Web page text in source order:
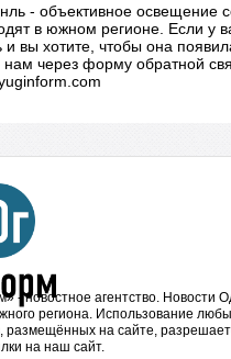
- объективное освещение
в южном регионе. Если у
и вы хотите, чтобы она
через форму обратной
- новостное агентство. Новости
региона. Использование
размещённых на сайте,
на наш сайт.